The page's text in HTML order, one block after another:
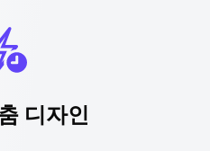
디자인